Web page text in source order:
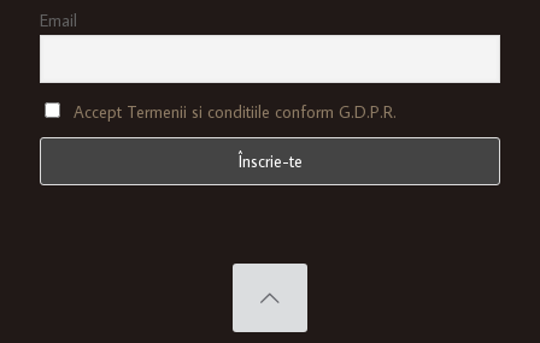
Email
Accept Termenii si conditiile conform G.D.P.R.